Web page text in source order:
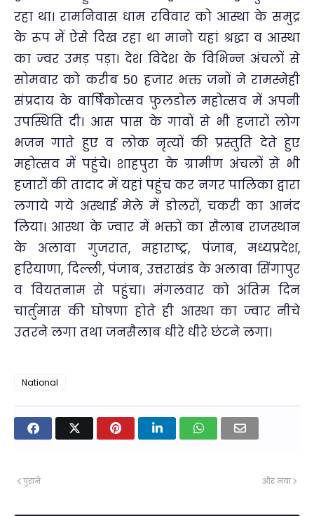
रहा था। रामनिवास धाम रविवार को आस्था के समुद्र
के रूप में ऐसे दिख रहा था मानो यहां श्रद्धा व आस्था
का ज्वर उमड़ पड़ा। देश विदेश के विभिन्न अंचलों से
सोमवार को करीब 50 हजार भक्त जनों ने रामस्नेही
संप्रदाय के वार्षिकोत्सव फुलडोल महोत्सव में अपनी
उपस्थिति दी। आस पास के गावों से भी हजारों लोग
भजन गाते हुए व लोक नृत्यों की प्रस्तुति देते हुए
महोत्सव में पहुंचे। शाहपुरा के ग्रामीण अंचलों से भी
हजारों की तादाद में यहां पहुंच कर नगर पालिका द्वारा
लगाये गये अस्थाई मेले में डोलरों, चकरी का आनंद
लिया। आस्था के ज्वार में भक्तों का सैलाब राजस्थान
के अलावा गुजरात, महाराष्ट्र, पंजाब, मध्यप्रदेश,
हरियाणा, दिल्ली, पंजाब, उत्तराखंड के अलावा सिंगापुर
व वियतनाम से पहुंचा। मंगलवार को अंतिम दिन
चार्तुमास की घोषणा होते ही आस्था का ज्वार नीचे
उतरने लगा तथा जनसैलाब धीरे धीरे छंटने लगा।
National
और नया
पुराने